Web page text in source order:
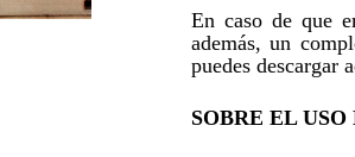
En caso de que
además, un
puedes descargar
SOBRE EL